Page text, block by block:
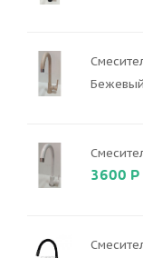
Бежевый
3600 Р